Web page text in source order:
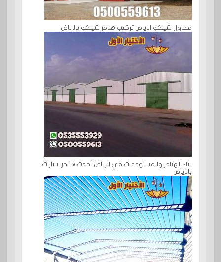
مقاول شينكو الرياض تركيب هناجر شينكو بالرياض
بناء الهناجر والمستودعات في الرياض أحدث هناجر سيارات
بالرياض